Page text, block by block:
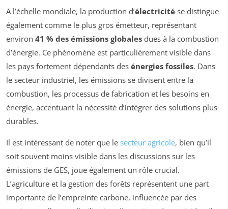
A l’échelle mondiale, la production d’électricité se distingue
également comme le plus gros émetteur, représentant
environ 41 % des émissions globales dues à la combustion
d’énergie. Ce phénomène est particulièrement visible dans
les pays fortement dépendants des énergies fossiles. Dans
le secteur industriel, les émissions se divisent entre la
combustion, les processus de fabrication et les besoins en
énergie, accentuant la nécessité d’intégrer des solutions plus
durables.
Il est intéressant de noter que le secteur agricole, bien qu’il
soit souvent moins visible dans les discussions sur les
émissions de GES, joue également un rôle crucial.
L’agriculture et la gestion des forêts représentent une part
importante de l’empreinte carbone, influencée par des